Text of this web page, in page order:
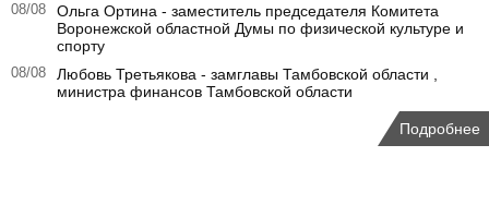
08/08
Ольга Ортина - заместитель председателя Комитета
Воронежской областной Думы по физической культуре и
спорту
08/08
Любовь Третьякова - замглавы Тамбовской области ,
министра финансов Тамбовской области
Подробнее